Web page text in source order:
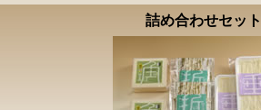
詰め合わせセット